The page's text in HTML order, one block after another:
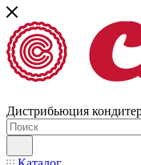
Дистрибьюция